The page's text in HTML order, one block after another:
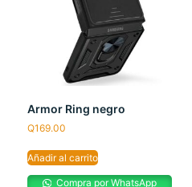
Armor Ring negro
Q169.00
Añadir al carrito
Compra por WhatsApp